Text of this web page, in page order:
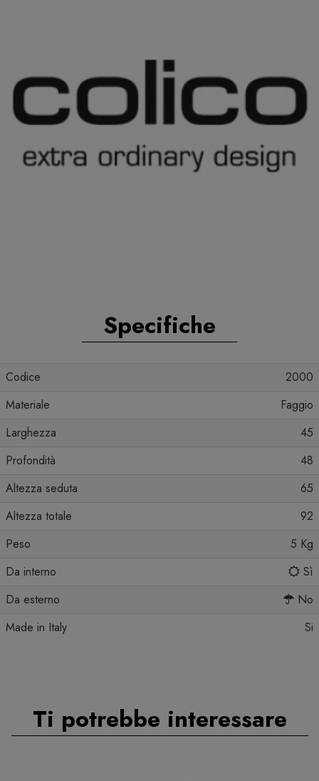
Specifiche
Codice
2000
Materiale
Faggio
Larghezza
45
Profondità
48
Altezza seduta
65
Altezza totale
92
Peso
5 Kg
Da interno
Sì
Da esterno
No
Made in Italy
Si
Ti potrebbe interessare